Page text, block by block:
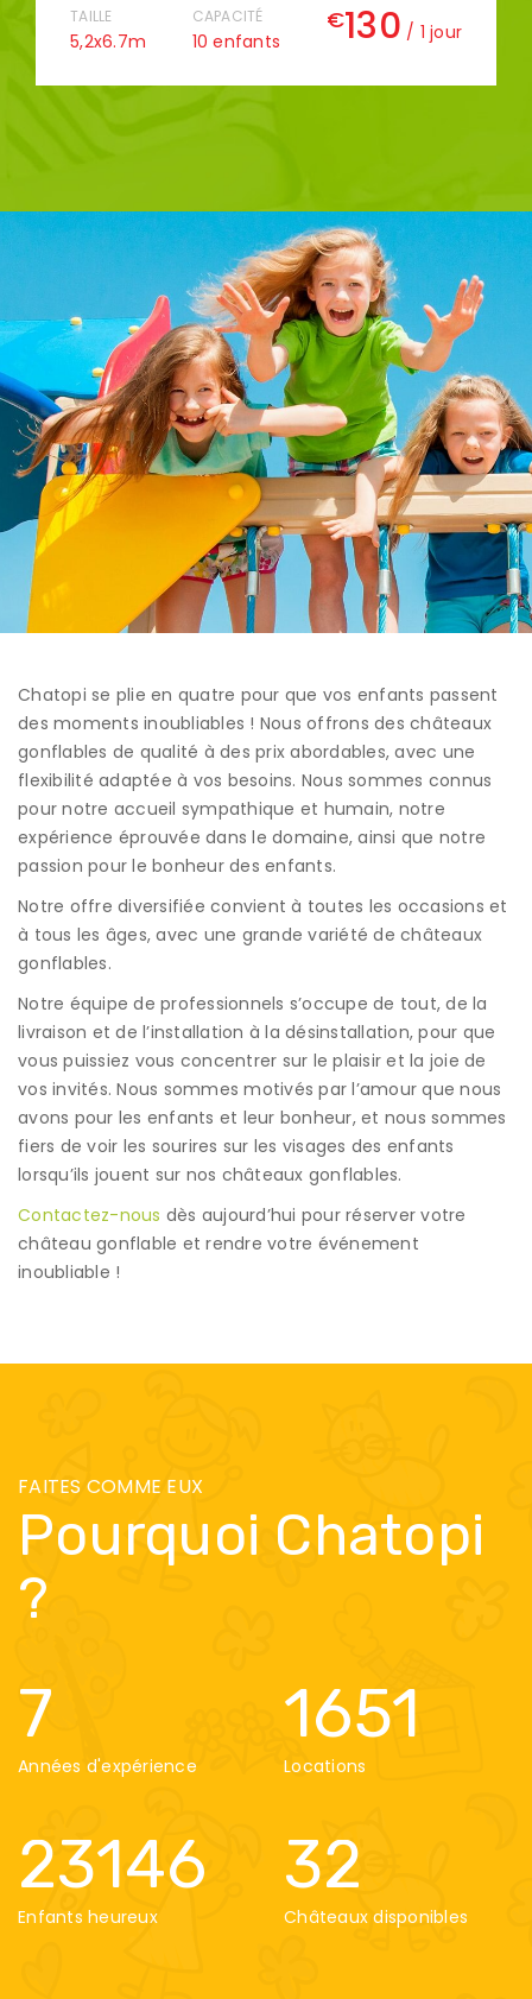
TAILLE
5,2x6.7m
CAPACITÉ
10 enfants
€130 / 1 jour
Chatopi se plie en quatre pour que vos enfants passent
des moments inoubliables ! Nous offrons des châteaux
gonflables de qualité à des prix abordables, avec une
flexibilité adaptée à vos besoins. Nous sommes connus
pour notre accueil sympathique et humain, notre
expérience éprouvée dans le domaine, ainsi que notre
passion pour le bonheur des enfants.
Notre offre diversifiée convient à toutes les occasions et
à tous les âges, avec une grande variété de châteaux
gonflables.
Notre équipe de professionnels s’occupe de tout, de la
livraison et de l’installation à la désinstallation, pour que
vous puissiez vous concentrer sur le plaisir et la joie de
vos invités. Nous sommes motivés par l’amour que nous
avons pour les enfants et leur bonheur, et nous sommes
fiers de voir les sourires sur les visages des enfants
lorsqu’ils jouent sur nos châteaux gonflables.
Contactez-nous dès aujourd’hui pour réserver votre
château gonflable et rendre votre événement
inoubliable !
FAITES COMME EUX
Pourquoi Chatopi
?
7
Années d'expérience
1651
Locations
23146
Enfants heureux
32
Châteaux disponibles